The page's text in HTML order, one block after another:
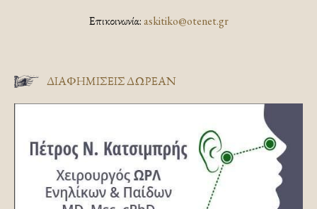
Επικοινωνία:askitiko@otenet.gr
ΔΙΑΦΗΜΊΣΕΙΣ ΔΩΡΕΆΝ